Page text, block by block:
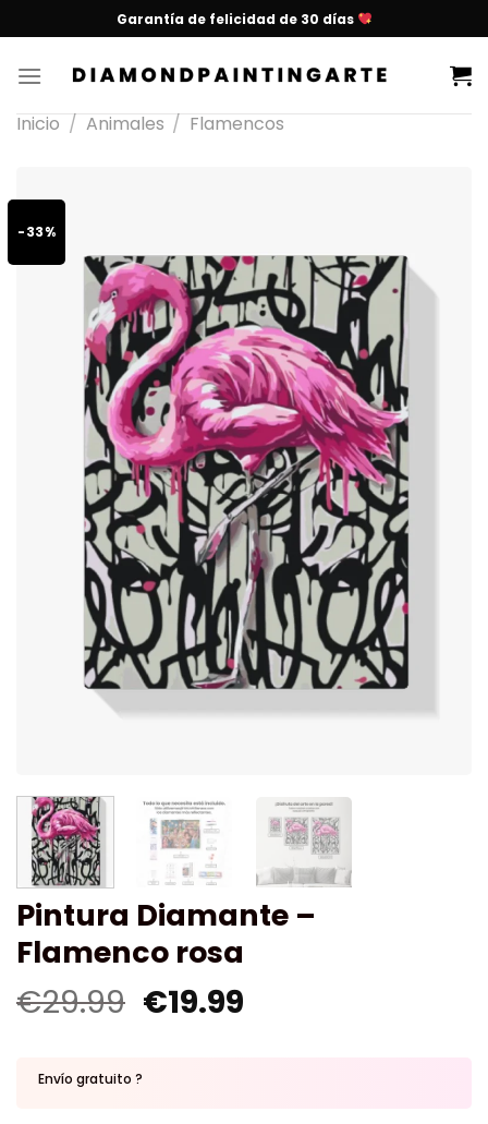
Garantía de felicidad de 30 días
Inicio / Animales / Flamencos
-33%
Pintura Diamante –
Flamenco rosa
€29.99 €19.99
Envío gratuito ?